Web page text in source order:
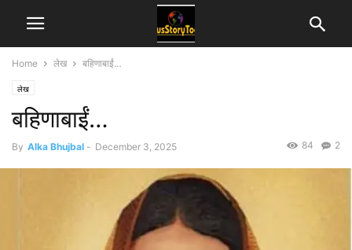
Home लेख बहिणाबाईं…
लेख
बहिणाबाईं…
By Alka Bhujbal - December 3, 2025 2
84